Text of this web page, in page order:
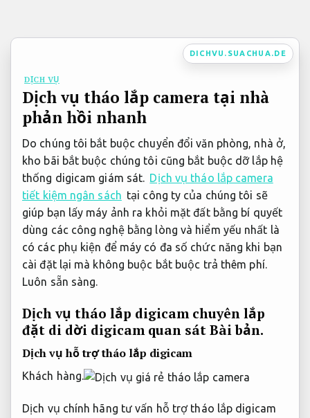
nội
DICHVU.SUACHUA.DE
DỊCH VỤ
Dịch vụ tháo lắp camera tại nhà
phản hồi nhanh
Do chúng tôi bắt buộc chuyển đổi văn phòng, nhà ở,
kho bãi bắt buộc chúng tôi cũng bắt buộc dỡ lắp hệ
thống digicam giám sát. Dịch vụ tháo lắp camera
tiết kiệm ngân sách tại công ty của chúng tôi sẽ
giúp bạn lấy máy ảnh ra khỏi mặt đất bằng bí quyết
dùng các công nghệ bằng lòng và hiểm yếu nhất là
có các phụ kiện để máy có đa số chức năng khi bạn
cài đặt lại mà không buộc bắt buộc trả thêm phí.
Luôn sẵn sàng.
Dịch vụ tháo lắp digicam chuyên lắp
đặt di dời digicam quan sát Bài bản.
Dịch vụ hỗ trợ tháo lắp digicam
Khách hàng.
Dịch vụ chính hãng tư vấn hỗ trợ tháo lắp digicam